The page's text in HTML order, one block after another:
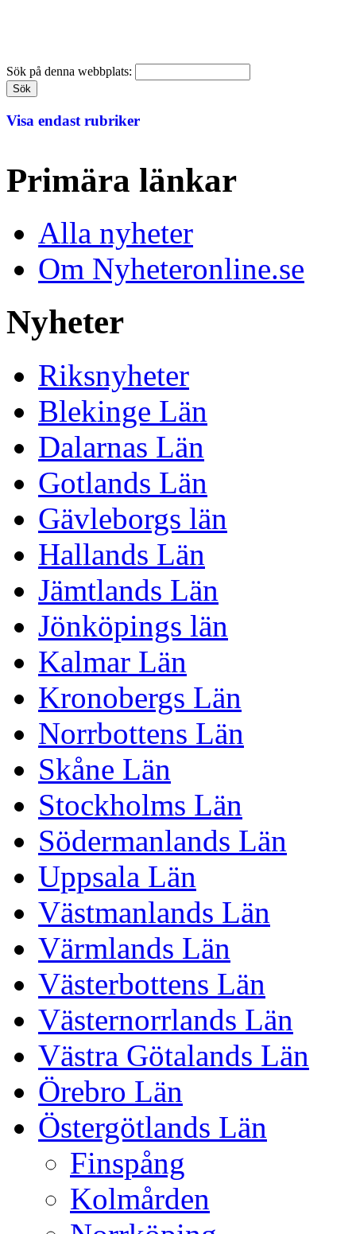
Sök på denna webbplats:
Visa endast rubriker
Primära länkar
Alla nyheter
Om Nyheteronline.se
Nyheter
Riksnyheter
Blekinge Län
Dalarnas Län
Gotlands Län
Gävleborgs län
Hallands Län
Jämtlands Län
Jönköpings län
Kalmar Län
Kronobergs Län
Norrbottens Län
Skåne Län
Stockholms Län
Södermanlands Län
Uppsala Län
Västmanlands Län
Värmlands Län
Västerbottens Län
Västernorrlands Län
Västra Götalands Län
Örebro Län
Östergötlands Län
Finspång
Kolmården